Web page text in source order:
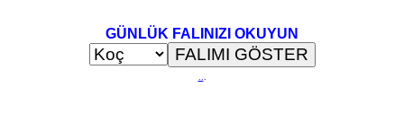
GÜNLÜK FALINIZI OKUYUN